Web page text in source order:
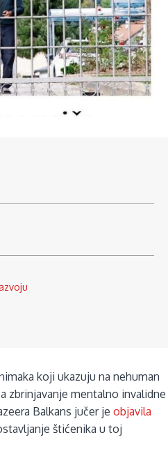
koji ukazuju na nehuman
zbrinjavanje mentalno invalidne
Balkans jučer je objavila
štićenika u toj